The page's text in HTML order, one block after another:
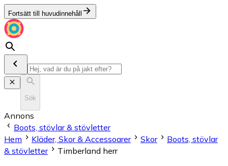
Fortsätt till huvudinnehåll
Sök
Annons
Boots, stövlar & stövletter
Hem
Kläder, Skor & Accessoarer Skor
Boots, stövlar
& stövletter
Timberland herr